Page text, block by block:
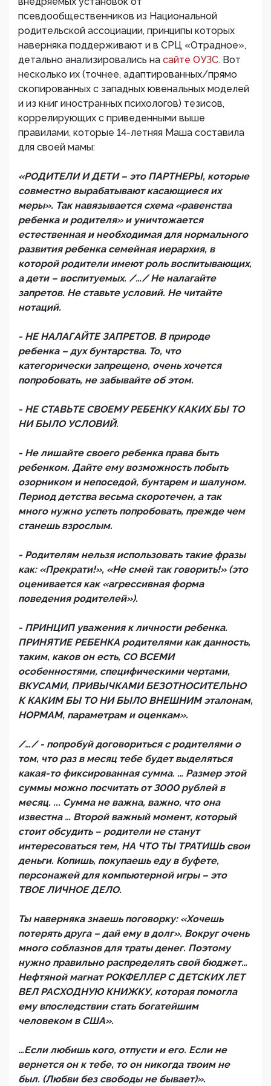
псевдообщественников из Национальной
родительской ассоциации, принципы которых
наверняка поддерживают и в СРЦ «Отрадное»,
детально анализировались на сайте ОУЗС. Вот
несколько их (точнее, адаптированных/прямо
скопированных с западных ювенальных моделей
и из книг иностранных психологов) тезисов,
коррелирующих с приведенными выше
правилами, которые 14-летняя Маша составила
для своей мамы:
«РОДИТЕЛИ И ДЕТИ – это ПАРТНЕРЫ, которые
совместно вырабатывают касающиеся их
меры». Так навязывается схема «равенства
ребенка и родителя» и уничтожается
естественная и необходимая для нормального
развития ребенка семейная иерархия, в
которой родители имеют роль воспитывающих,
а дети – воспитуемых. /…/ Не налагайте
запретов. Не ставьте условий. Не читайте
нотаций.
- НЕ НАЛАГАЙТЕ ЗАПРЕТОВ. В природе
ребенка – дух бунтарства. То, что
категорически запрещено, очень хочется
попробовать, не забывайте об этом.
- НЕ СТАВЬТЕ СВОЕМУ РЕБЕНКУ КАКИХ БЫ ТО
НИ БЫЛО УСЛОВИЙ.
- Не лишайте своего ребенка права быть
ребенком. Дайте ему возможность побыть
озорником и непоседой, бунтарем и шалуном.
Период детства весьма скоротечен, а так
много нужно успеть попробовать, прежде чем
станешь взрослым.
- Родителям нельзя использовать такие фразы
как: «Прекрати!», «Не смей так говорить!» (это
оценивается как «агрессивная форма
поведения родителей»).
- ПРИНЦИП уважения к личности ребенка.
ПРИНЯТИЕ РЕБЕНКА родителями как данность,
таким, каков он есть, СО ВСЕМИ
особенностями, специфическими чертами,
ВКУСАМИ, ПРИВЫЧКАМИ БЕЗОТНОСИТЕЛЬНО
К КАКИМ БЫ ТО НИ БЫЛО ВНЕШНИМ эталонам,
НОРМАМ, параметрам и оценкам».
/…/ - попробуй договориться с родителями о
том, что раз в месяц тебе будет выделяться
какая-то фиксированная сумма. … Размер этой
суммы можно посчитать от 3000 рублей в
месяц. ... Сумма не важна, важно, что она
известна … Второй важный момент, который
стоит обсудить – родители не станут
интересоваться тем, НА ЧТО ТЫ ТРАТИШЬ свои
деньги. Копишь, покупаешь еду в буфете,
персонажей для компьютерной игры – это
ТВОЕ ЛИЧНОЕ ДЕЛО.
Ты наверняка знаешь поговорку: «Хочешь
потерять друга – дай ему в долг». Вокруг очень
много соблазнов для траты денег. Поэтому
нужно правильно распределять свой бюджет…
Нефтяной магнат РОКФЕЛЛЕР С ДЕТСКИХ ЛЕТ
ВЕЛ РАСХОДНУЮ КНИЖКУ, которая помогла
ему впоследствии стать богатейшим
человеком в США».
…Если любишь кого, отпусти и его. Если не
вернется он к тебе, то он никогда твоим не
был. (Любви без свободы не бывает)».